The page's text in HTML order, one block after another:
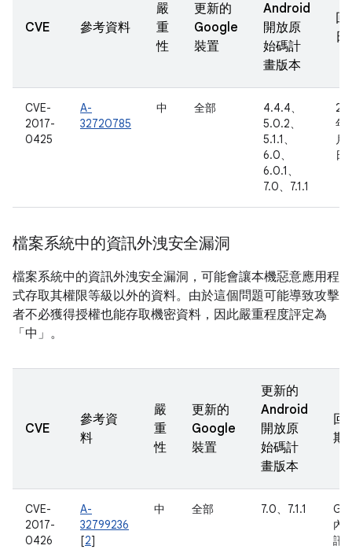
CVE 參考資料
嚴
重
性
更新的
Google
裝置
Android
開放原
始碼計
畫版本
回
日
CVE-
2017-
0425
A-
32720785
中 全部
4.4.4、
5.0.2、
5.1.1、
6.0、
6.0.1、
7.0、7.1.1
年
月
日
檔案系統中的資訊外洩安全漏洞
檔案系統中的資訊外洩安全漏洞，可能會讓本機惡意應用程
式存取其權限等級以外的資料。由於這個問題可能導致攻擊
者不必獲得授權也能存取機密資料，因此嚴重程度評定為
「中」。
CVE
參考資
料
嚴
重
性
更新的
Google
裝置
更新的
Android
開放原
始碼計
畫版本
回
期
CVE-
2017-
0426
A-
32799236
[2]
中 全部 7.0、7.1.1
內
訊